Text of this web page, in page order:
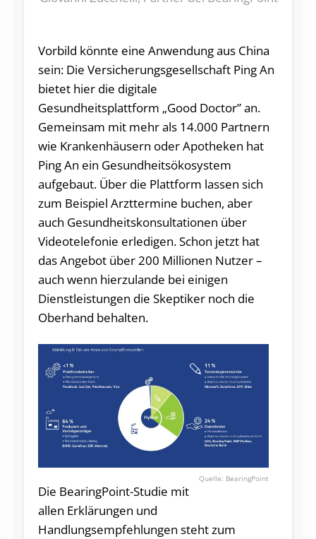
Vorbild könnte eine Anwendung aus China
sein: Die Versicherungsgesellschaft Ping An
bietet hier die digitale
Gesundheitsplattform „Good Doctor” an.
Gemeinsam mit mehr als 14.000 Partnern
wie Krankenhäusern oder Apotheken hat
Ping An ein Gesundheitsökosystem
aufgebaut. Über die Plattform lassen sich
zum Beispiel Arzttermine buchen, aber
auch Gesundheitskonsultationen über
Videotelefonie erledigen. Schon jetzt hat
das Angebot über 200 Millionen Nutzer –
auch wenn hierzulande bei einigen
Dienstleistungen die Skeptiker noch die
Oberhand behalten.
BearingPoint
Die BearingPoint-Studie mit
allen Erklärungen und
Handlungsempfehlungen steht zum